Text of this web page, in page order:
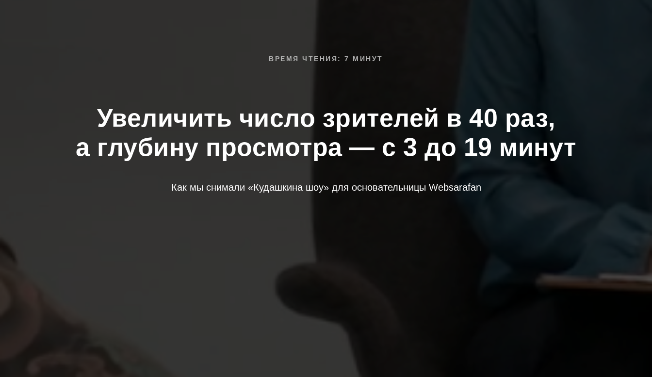
ВРЕМЯ ЧТЕНИЯ: 7 МИНУТ
Увеличить число зрителей в 40 раз,
а глубину просмотра — с 3 до 19 минут
Как мы снимали «Кудашкина шоу» для основательницы Websarafan